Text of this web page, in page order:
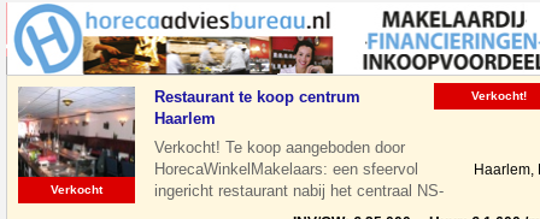
Verkocht
Restaurant te koop centrum
Haarlem
Verkocht! Te koop aangeboden door
HorecaWinkelMakelaars: een sfeervol
ingericht restaurant nabij het centraal NS-
Station te Haarlem. Het restaurant is
Haarlem,
Verkocht!